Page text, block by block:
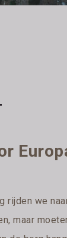
rijden we
maar